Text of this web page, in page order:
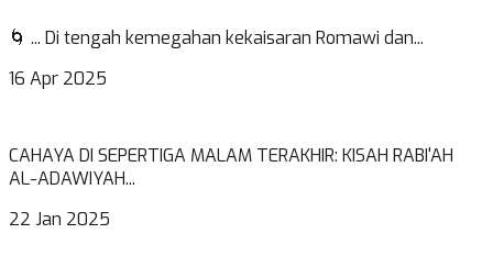
🌀 ... Di tengah kemegahan kekaisaran Romawi dan...
16 Apr 2025
CAHAYA DI SEPERTIGA MALAM TERAKHIR: KISAH RABI'AH
AL-ADAWIYAH...
22 Jan 2025